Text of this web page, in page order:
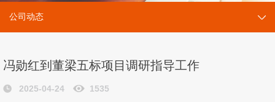
公司动态
冯勋红到董梁五标项目调研指导工作
2025-04-24 1535